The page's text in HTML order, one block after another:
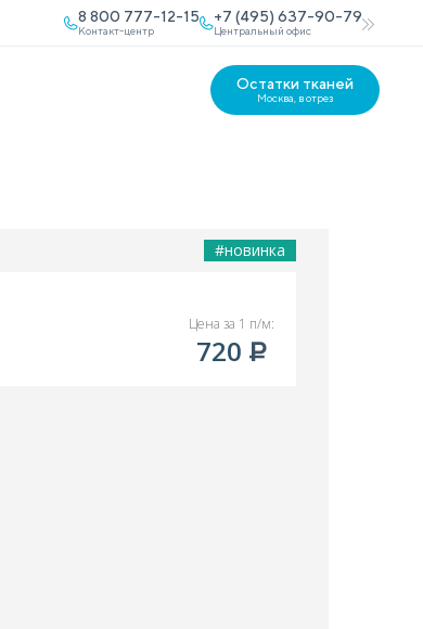
8 800 777-12-15
Контакт-центр
+7 (495) 637-90-79
Центральный офис
Остатки тканей
Москва, в отрез
#новинка
Цена за 1 п/м:
720